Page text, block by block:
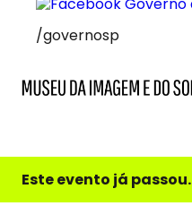
/governosp
e
do
Este evento já passou.